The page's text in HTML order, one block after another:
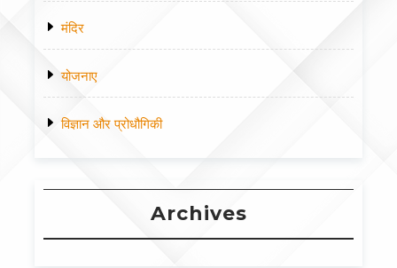
मंदिर
योजनाए
विज्ञान और प्रोधौगिकी
Archives